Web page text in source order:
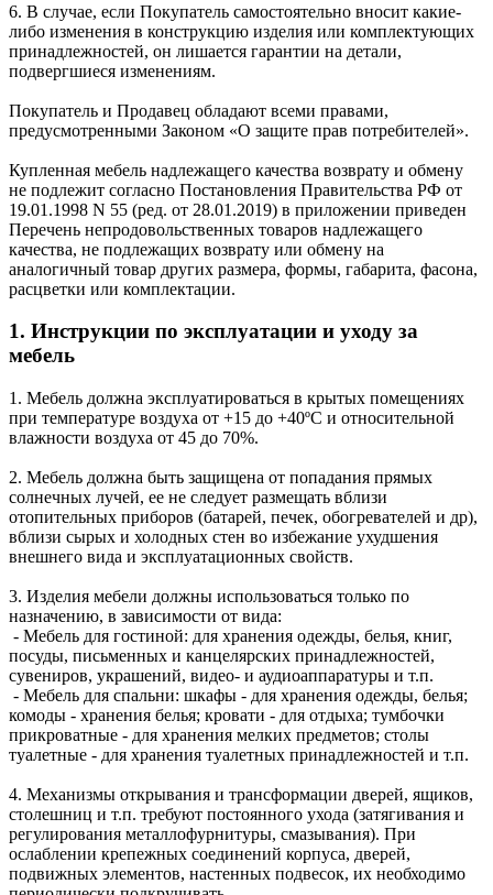
6. В случае, если Покупатель самостоятельно вносит какие-
либо изменения в конструкцию изделия или комплектующих
принадлежностей, он лишается гарантии на детали,
подвергшиеся изменениям.
Покупатель и Продавец обладают всеми правами,
предусмотренными Законом «О защите прав потребителей».
Купленная мебель надлежащего качества возврату и обмену
не подлежит согласно Постановления Правительства РФ от
19.01.1998 N 55 (ред. от 28.01.2019) в приложении приведен
Перечень непродовольственных товаров надлежащего
качества, не подлежащих возврату или обмену на
аналогичный товар других размера, формы, габарита, фасона,
расцветки или комплектации.
1. Инструкции по эксплуатации и уходу за
мебель
1. Мебель должна эксплуатироваться в крытых помещениях
при температуре воздуха от +15 до +40ºС и относительной
влажности воздуха от 45 до 70%.
2. Мебель должна быть защищена от попадания прямых
солнечных лучей, ее не следует размещать вблизи
отопительных приборов (батарей, печек, обогревателей и др),
вблизи сырых и холодных стен во избежание ухудшения
внешнего вида и эксплуатационных свойств.
3. Изделия мебели должны использоваться только по
назначению, в зависимости от вида:
- Мебель для гостиной: для хранения одежды, белья, книг,
посуды, письменных и канцелярских принадлежностей,
сувениров, украшений, видео- и аудиоаппаратуры и т.п.
- Мебель для спальни: шкафы - для хранения одежды, белья;
комоды - хранения белья; кровати - для отдыха; тумбочки
прикроватные - для хранения мелких предметов; столы
туалетные - для хранения туалетных принадлежностей и т.п.
4. Механизмы открывания и трансформации дверей, ящиков,
столешниц и т.п. требуют постоянного ухода (затягивания и
регулирования металлофурнитуры, смазывания). При
ослаблении крепежных соединений корпуса, дверей,
подвижных элементов, настенных подвесок, их необходимо